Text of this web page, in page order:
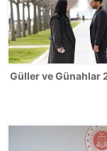
Güller ve Günahlar